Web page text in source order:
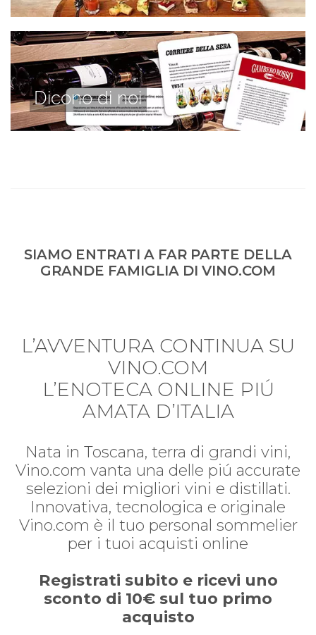
Dicono di noi
SIAMO ENTRATI A FAR PARTE DELLA
GRANDE FAMIGLIA DI VINO.COM
L’AVVENTURA CONTINUA SU
VINO.COM
L’ENOTECA ONLINE PIÚ
AMATA D’ITALIA
Nata in Toscana, terra di grandi vini,
Vino.com vanta una delle piú accurate
selezioni dei migliori vini e distillati.
Innovativa, tecnologica e originale
Vino.com è il tuo personal sommelier
per i tuoi acquisti online
Registrati subito e ricevi uno
sconto di 10€ sul tuo primo
acquisto